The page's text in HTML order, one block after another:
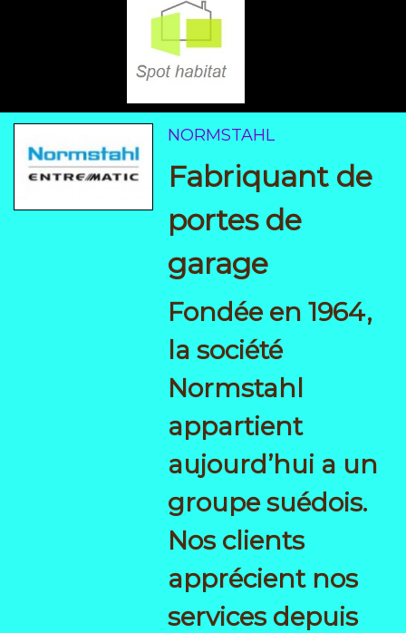
NORMSTAHL
Fabriquant de
portes de
garage
Fondée en 1964,
la société
Normstahl
appartient
aujourd’hui a un
groupe suédois.
Nos clients
apprécient nos
services depuis